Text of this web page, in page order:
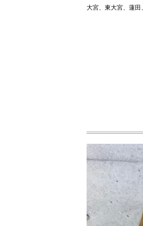
大宮、東大宮、蓮田